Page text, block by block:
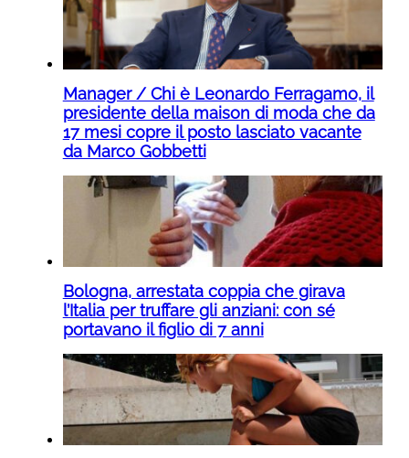
Manager / Chi è Leonardo Ferragamo, il
presidente della maison di moda che da
17 mesi copre il posto lasciato vacante
da Marco Gobbetti
Bologna, arrestata coppia che girava
l’Italia per truffare gli anziani: con sé
portavano il figlio di 7 anni